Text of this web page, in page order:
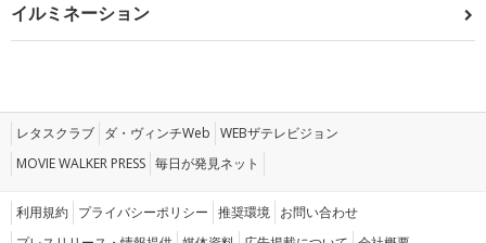
イルミネーション
レタスクラブ ダ・ヴィンチWeb WEBザテレビジョン
MOVIE WALKER PRESS 毎日が発見ネット
利用規約 プライバシーポリシー 推奨環境 お問い合わせ